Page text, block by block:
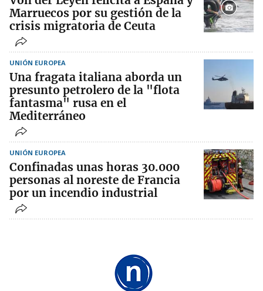
Marruecos por su gestión de la
crisis migratoria de Ceuta
UNIÓN EUROPEA
Una fragata italiana aborda un
presunto petrolero de la "flota
fantasma" rusa en el
Mediterráneo
UNIÓN EUROPEA
Confinadas unas horas 30.000
personas al noreste de Francia
por un incendio industrial